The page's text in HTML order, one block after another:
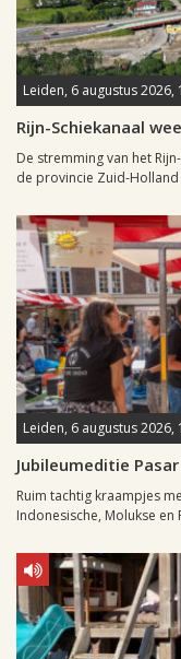
Leiden, 6 augustus 2026,
Rijn-Schiekanaal
De stremming van het
de provincie Zuid-
Leiden, 6 augustus 2026,
Jubileumeditie
Ruim tachtig kraampjes
Indonesische, Molukse en